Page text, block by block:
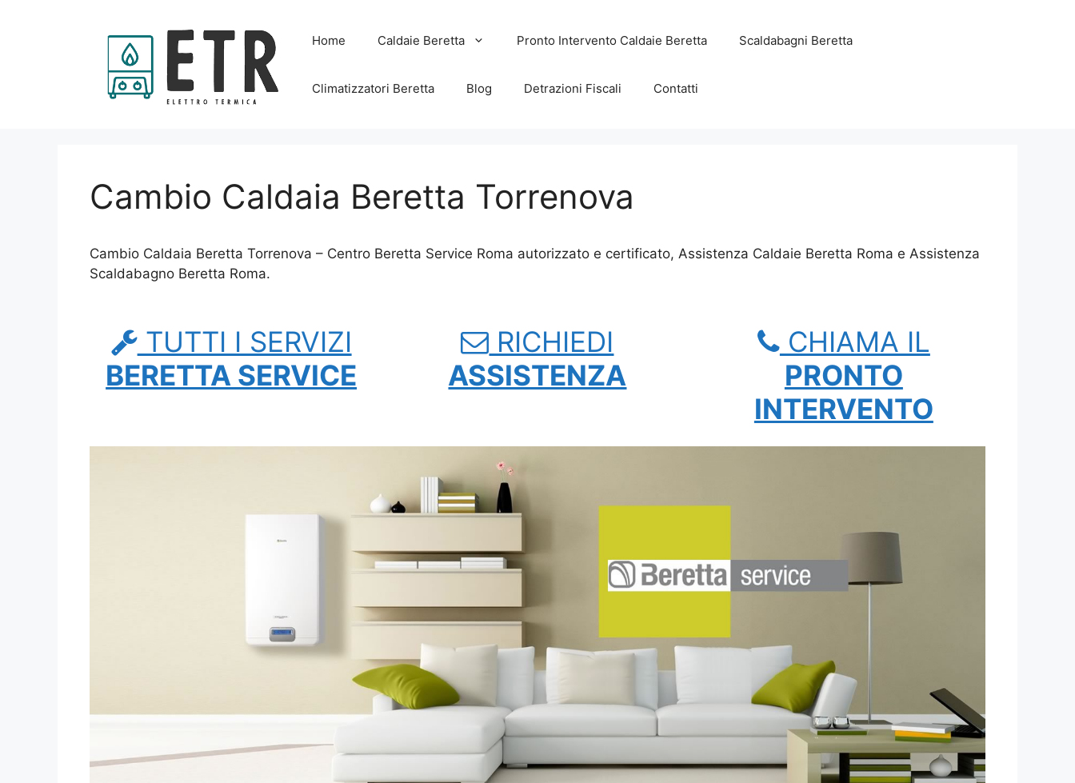
Home Caldaie Beretta Pronto Intervento Caldaie Beretta Scaldabagni Beretta
Climatizzatori Beretta Blog Detrazioni Fiscali Contatti
Cambio Caldaia Beretta Torrenova
Cambio Caldaia Beretta Torrenova – Centro Beretta Service Roma autorizzato e certificato, Assistenza Caldaie Beretta Roma e Assistenza
Scaldabagno Beretta Roma.
TUTTI I SERVIZI
BERETTA SERVICE
RICHIEDI
ASSISTENZA
CHIAMA IL
PRONTO
INTERVENTO